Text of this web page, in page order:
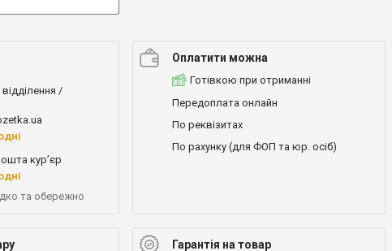
/
кур’єр
та обережно
Оплатити можна
Готівкою при отриманні
Передоплата онлайн
По реквізитах
По рахунку (для ФОП та юр. осіб)
Гарантія на товар